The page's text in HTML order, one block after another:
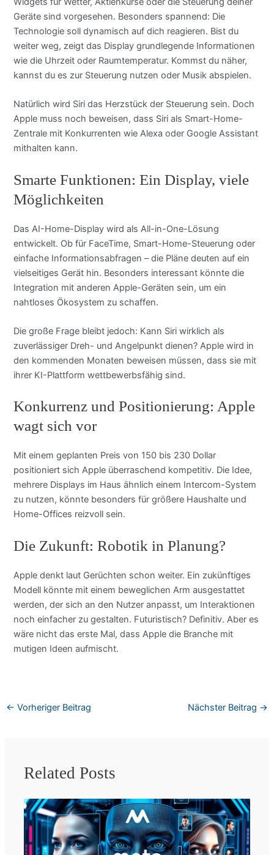
Geräte sind vorgesehen. Besonders spannend: Die
Technologie soll dynamisch auf dich reagieren. Bist du
weiter weg, zeigt das Display grundlegende Informationen
wie die Uhrzeit oder Raumtemperatur. Kommst du näher,
kannst du es zur Steuerung nutzen oder Musik abspielen.
Natürlich wird Siri das Herzstück der Steuerung sein. Doch
Apple muss noch beweisen, dass Siri als Smart-Home-
Zentrale mit Konkurrenten wie Alexa oder Google Assistant
mithalten kann.
Smarte Funktionen: Ein Display, viele
Möglichkeiten
Das AI-Home-Display wird als All-in-One-Lösung
entwickelt. Ob für FaceTime, Smart-Home-Steuerung oder
einfache Informationsabfragen – die Pläne deuten auf ein
vielseitiges Gerät hin. Besonders interessant könnte die
Integration mit anderen Apple-Geräten sein, um ein
nahtloses Ökosystem zu schaffen.
Die große Frage bleibt jedoch: Kann Siri wirklich als
zuverlässiger Dreh- und Angelpunkt dienen? Apple wird in
den kommenden Monaten beweisen müssen, dass sie mit
ihrer KI-Plattform wettbewerbsfähig sind.
Konkurrenz und Positionierung: Apple
wagt sich vor
Mit einem geplanten Preis von 150 bis 230 Dollar
positioniert sich Apple überraschend kompetitiv. Die Idee,
mehrere Displays im Haus ähnlich einem Intercom-System
zu nutzen, könnte besonders für größere Haushalte und
Home-Offices reizvoll sein.
Die Zukunft: Robotik in Planung?
Apple denkt laut Gerüchten schon weiter. Ein zukünftiges
Modell könnte mit einem beweglichen Arm ausgestattet
werden, der sich an den Nutzer anpasst, um Interaktionen
noch einfacher zu gestalten. Futuristisch? Definitiv. Aber es
wäre nicht das erste Mal, dass Apple die Branche mit
mutigen Ideen aufmischt.
← Vorheriger Beitrag Nächster Beitrag →
Related Posts